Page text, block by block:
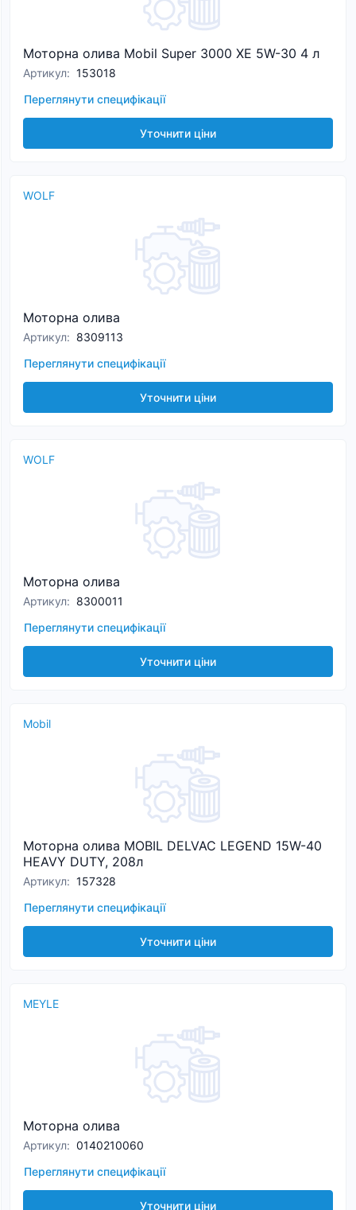
Моторна олива Mobil Super 3000 XE 5W-30 4 л
Артикул: 153018
Переглянути специфікації
Уточнити ціни
WOLF
Моторна олива
Артикул: 8309113
Переглянути специфікації
Уточнити ціни
WOLF
Моторна олива
Артикул: 8300011
Переглянути специфікації
Уточнити ціни
Mobil
Моторна олива MOBIL DELVAC LEGEND 15W-40
HEAVY DUTY, 208л
Артикул: 157328
Переглянути специфікації
Уточнити ціни
MEYLE
Моторна олива
Артикул: 0140210060
Переглянути специфікації
Уточнити ціни